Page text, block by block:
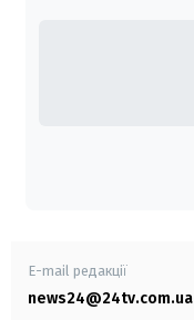
E-mail редакції
news24@24tv.com.ua